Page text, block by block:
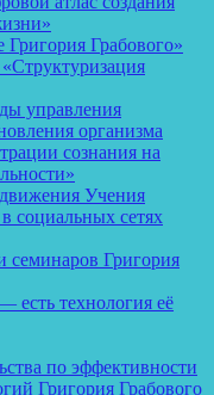
Грабового»
управления
организма
сознания на
Учения
социальных сетях
семинаров Григория
есть технология её
по эффективности
Григория Грабового